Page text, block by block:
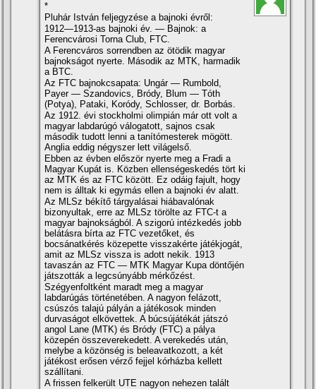
*
Pluhár István feljegyzése a bajnoki évről:
1912—1913-as bajnoki év. — Bajnok: a
Ferencvárosi Torna Club, FTC.
A Ferencváros sorrendben az ötödik magyar
bajnokságot nyerte. Második az MTK, harmadik
a BTC.
Az FTC bajnokcsapata: Ungár — Rumbold,
Payer — Szandovics, Bródy, Blum — Tóth
(Potya), Pataki, Koródy, Schlosser, dr. Borbás.
Az 1912. évi stockholmi olimpián már ott volt a
magyar labdarúgó válogatott, sajnos csak
második tudott lenni a taní­tómesterek mögött.
Anglia eddig négyszer lett világelső.
Ebben az évben először nyerte meg a Fradi a
Magyar Kupát is. Közben ellenségeskedés tört ki
az MTK és az FTC között. Ez odáig fajult, hogy
nem is álltak ki egymás ellen a bajnoki év alatt.
Az MLSz békí­tő tárgyalásai hiábavalónak
bizonyultak, erre az MLSz törölte az FTC-t a
magyar bajnokságból. A szigorú intézkedés jobb
belátásra bí­rta az FTC vezetőket, és
bocsánatkérés közepette visszakérte játékjogát,
amit az MLSz vissza is adott nekik. 1913
tavaszán az FTC — MTK Magyar Kupa döntőjén
játszották a legcsúnyább mérkőzést.
Szégyenfoltként maradt meg a magyar
labdarúgás történetében. A nagyon felázott,
csúszós talajú pályán a játékosok minden
durvaságot elkövettek. A búcsújátékát játszó
angol Lane (MTK) és Bródy (FTC) a pálya
közepén összeverekedett. A verekedés után,
melybe a közönség is beleavatkozott, a két
játékost erősen vérző fejjel kórházba kellett
szállí­tani.
A frissen felkerült UTE nagyon nehezen talált